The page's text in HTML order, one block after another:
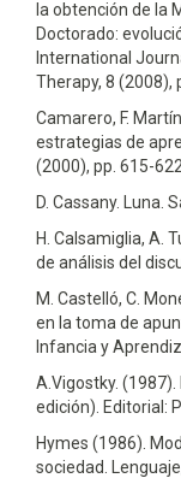
la obtención de la
Doctorado:
International
Therapy, 8 (2008),
Camarero, F.
estrategias de
(2000), pp. 615-622
D. Cassany. Luna.
H. Calsamiglia, A.
de análisis del
M. Castelló, C.
en la toma de
Infancia y
A.Vigostky.
edición). Editorial:
Hymes (1986).
sociedad.